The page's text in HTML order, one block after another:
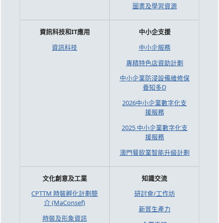
圖書及學習資源
資訊科技和IT應用
資訊科技
中小企支援
中小企服務
專精特色店資助計劃
中小企業防浸設備維修保
養知多D
2026中小企業數字化支
援服務
2025 中小企業數字化支
援服務
澳門餐飲業智能升級計劃
文化創意及工業
CPTTM 時裝孵化計劃簡
介 (MaConsef)
時裝及形象資訊
知識交流
研討會/工作坊
新質生產力